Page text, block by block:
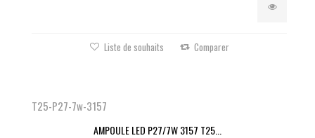
Liste de souhaits Comparer
T25-P27-7w-3157
AMPOULE LED P27/7W 3157 T25...